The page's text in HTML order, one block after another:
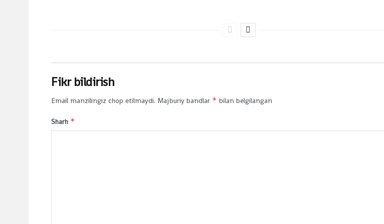
Fikr bildirish
Email manzilingiz chop etilmaydi. Majburiy bandlar * bilan belgilangan
Sharh *